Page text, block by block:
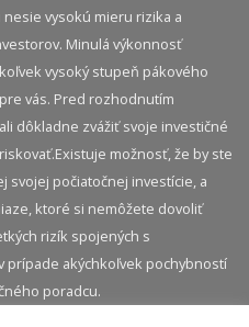
nesie vysokú mieru rizika a
Minulá výkonnosť
vysoký stupeň pákového
vás. Pred rozhodnutím
dôkladne zvážiť svoje investičné
Existuje možnosť, že by ste
svojej počiatočnej investície, a
ktoré si nemôžete dovoliť
rizík spojených s
prípade akýchkoľvek pochybností
poradcu.